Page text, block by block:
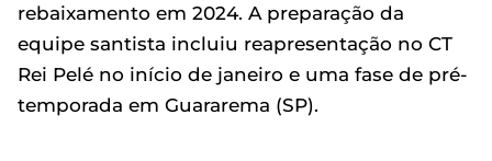
rebaixamento em 2024. A preparação da
equipe santista incluiu reapresentação no CT
Rei Pelé no início de janeiro e uma fase de pré-
temporada em Guararema (SP).